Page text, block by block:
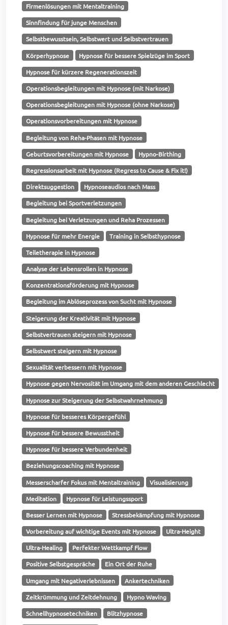
Firmenlösungen mit Mentaltraining
Sinnfindung für junge Menschen
Selbstbewusstsein, Selbstwert und Selbstvertrauen
Körperhypnose Hypnose für bessere Spielzüge im Sport
Hypnose für kürzere Regenerationszeit
Operationsbegleitungen mit Hypnose (mit Narkose)
Operationsbegleitungen mit Hypnose (ohne Narkose)
Operationsvorbereitungen mit Hypnose
Begleitung von Reha-Phasen mit Hypnose
Geburtsvorbereitungen mit Hypnose Hypno-Birthing
Regressionsarbeit mit Hypnose (Regress to Cause & Fix it!)
Direktsuggestion Hypnoseaudios nach Mass
Begleitung bei Sportverletzungen
Begleitung bei Verletzungen und Reha Prozessen
Hypnose für mehr Energie Training in Selbsthypnose
Teiletherapie in Hypnose
Analyse der Lebensrollen in Hypnose
Konzentrationsförderung mit Hypnose
Begleitung im Ablöseprozess von Sucht mit Hypnose
Steigerung der Kreativität mit Hypnose
Selbstvertrauen steigern mit Hypnose
Selbstwert steigern mit Hypnose
Sexualität verbessern mit Hypnose
Hypnose gegen Nervosität im Umgang mit dem anderen Geschlecht
Hypnose zur Steigerung der Selbstwahrnehmung
Hypnose für besseres Körpergefühl
Hypnose für bessere Bewusstheit
Hypnose für bessere Verbundenheit
Beziehungscoaching mit Hypnose
Messerscharfer Fokus mit Mentaltraining Visualisierung
Meditation Hypnose für Leistungssport
Besser Lernen mit Hypnose Stressbekämpfung mit Hypnose
Vorbereitung auf wichtige Events mit Hypnose Ultra-Height
Ultra-Healing Perfekter Wettkampf Flow
Positive Selbstgespräche Ein Ort der Ruhe
Umgang mit Negativerlebnissen Ankertechniken
Zeitkrümmung und Zeitdehnung Hypno Waving
Schnellhypnosetechniken Blitzhypnose